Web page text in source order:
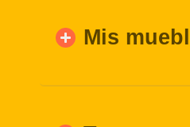
Mis